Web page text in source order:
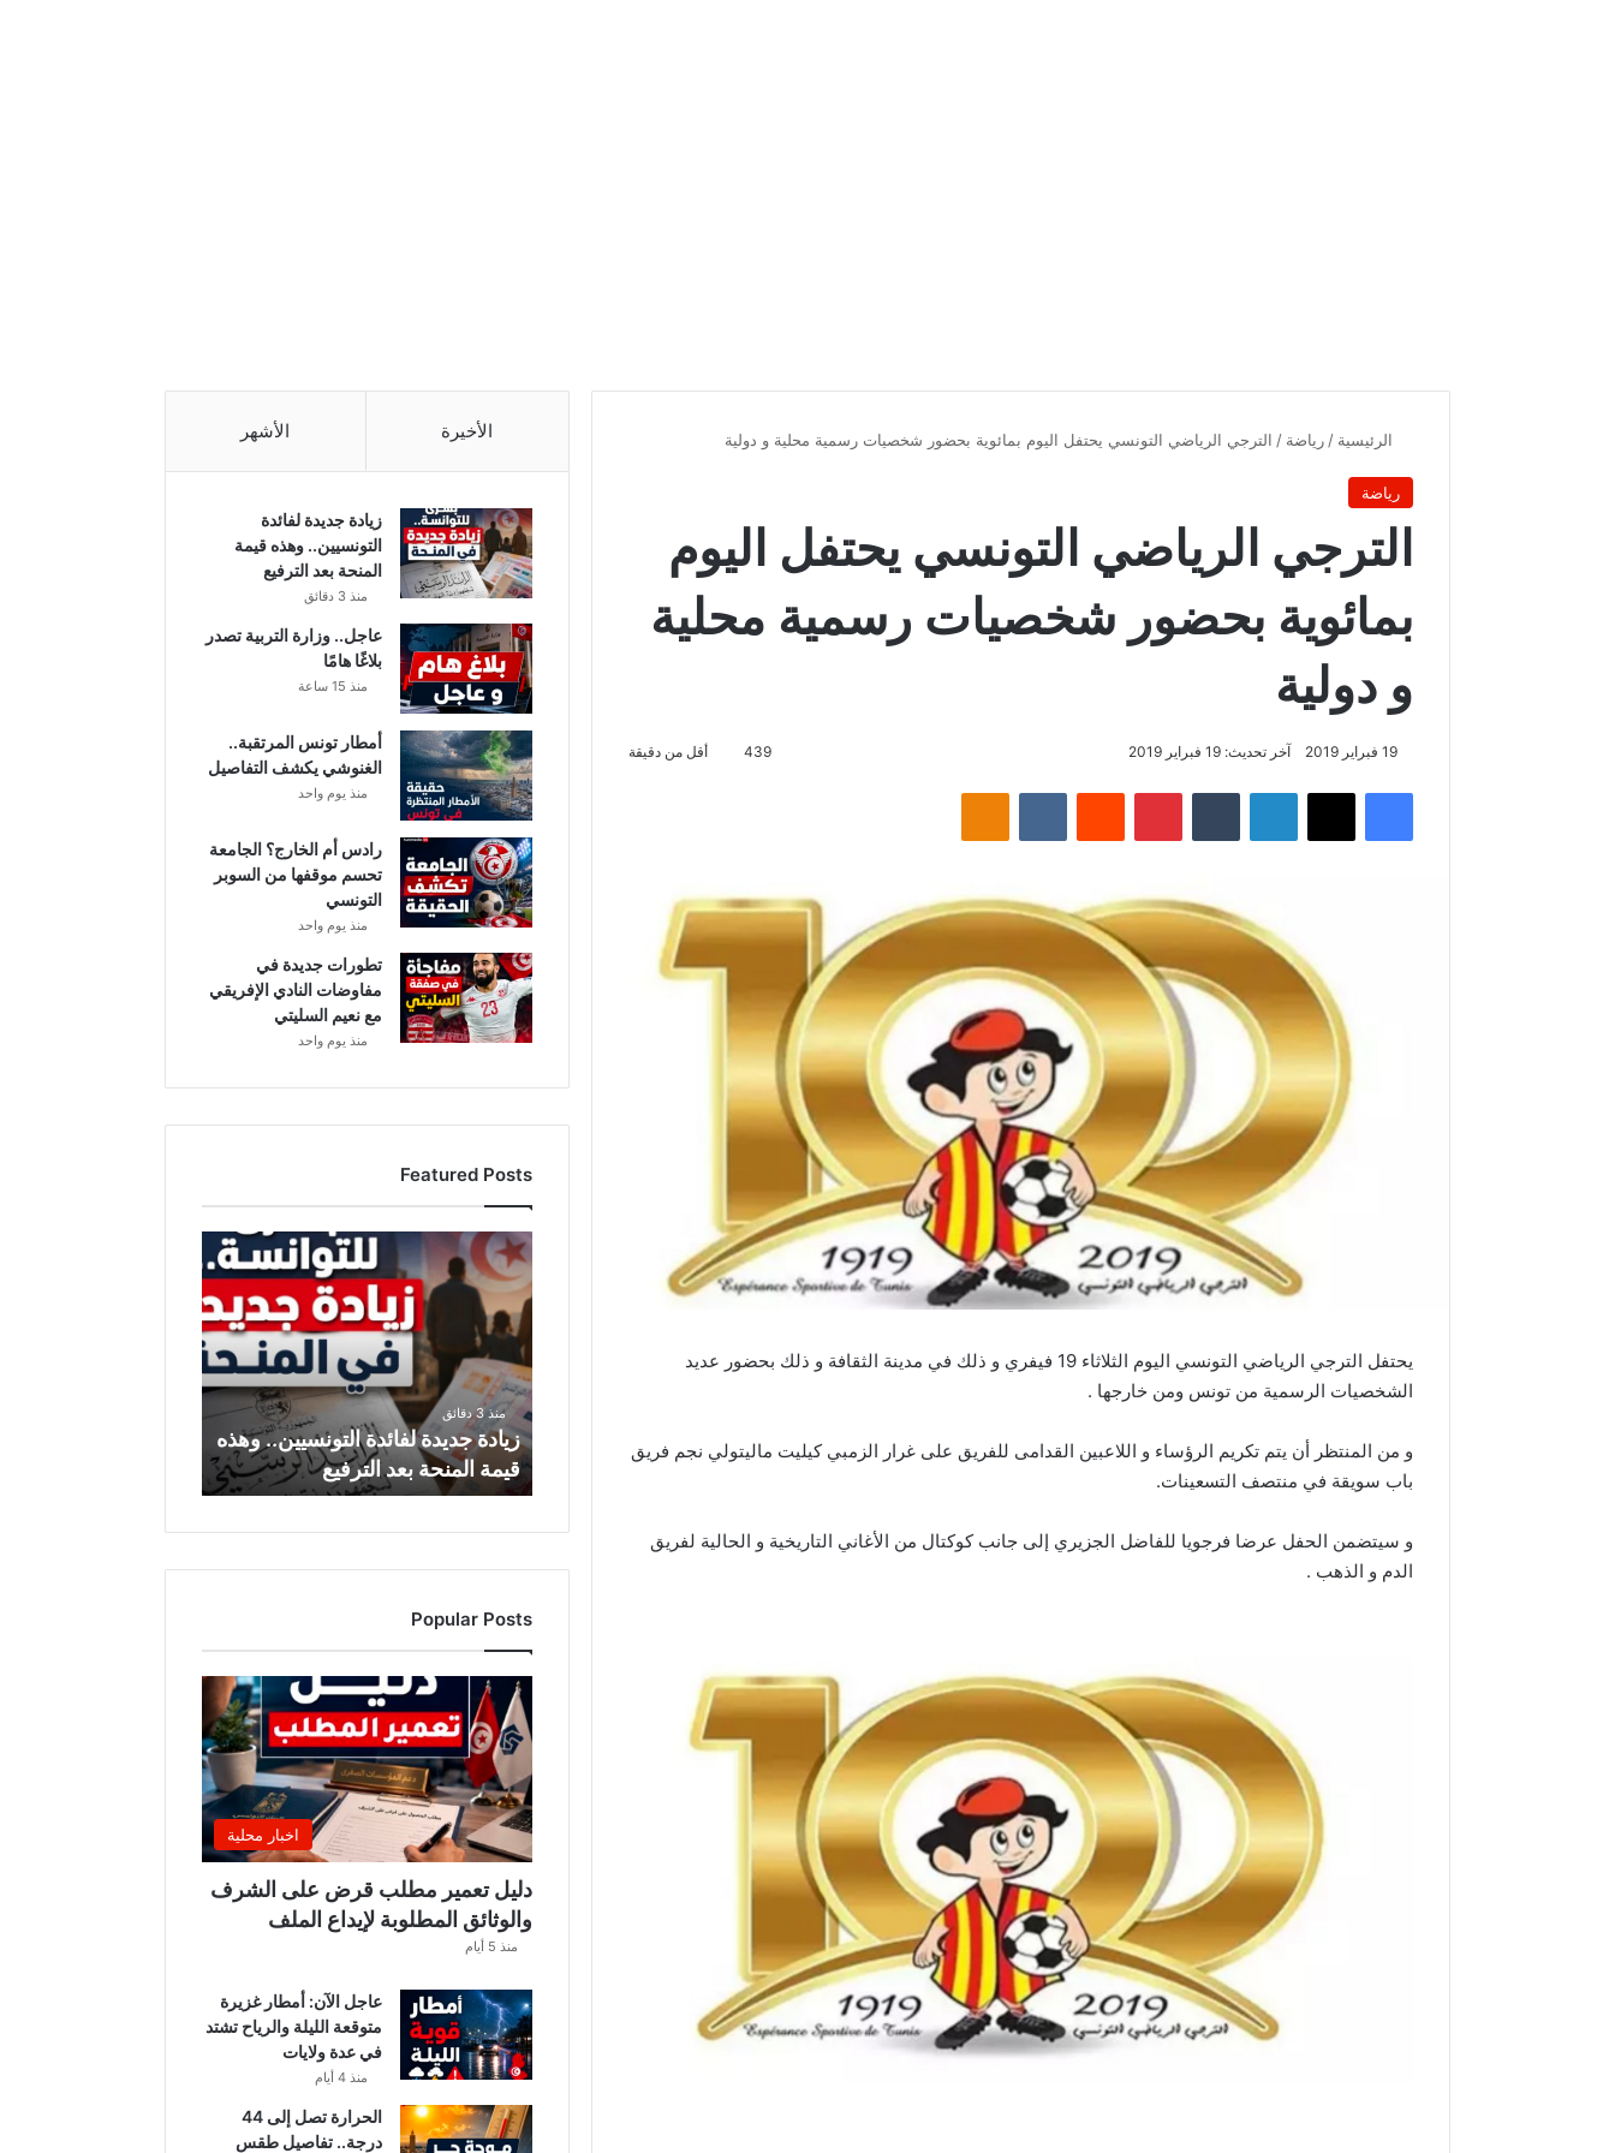
الرئيسية / رياضة / الترجي الرياضي التونسي يحتفل اليوم بمائوية بحضور شخصيات رسمية محلية و دولية
رياضة
الترجي الرياضي التونسي يحتفل اليوم
بمائوية بحضور شخصيات رسمية محلية
و دولية
19 فبراير 2019 آخر تحديث: 19 فبراير 2019 439 أقل من دقيقة
فيسبوك لينكدإن بينتيريست
يحتفل الترجي الرياضي التونسي اليوم الثلاثاء 19 فيفري و ذلك في مدينة الثقافة و ذلك بحضور عديد
الشخصيات الرسمية من تونس ومن خارجها .
و من المنتظر أن يتم تكريم الرؤساء و اللاعبين القدامى للفريق على غرار الزمبي كيليت ماليتولي نجم فريق
باب سويقة في منتصف التسعينات.
و سيتضمن الحفل عرضا فرجويا للفاضل الجزيري إلى جانب كوكتال من الأغاني التاريخية و الحالية لفريق
الدم و الذهب .
الأخيرة الأشهر
زيادة جديدة لفائدة
التونسيين.. وهذه قيمة
المنحة بعد الترفيع
منذ 3 دقائق
عاجل.. وزارة التربية تصدر
بلاغًا هامًا
منذ 15 ساعة
أمطار تونس المرتقبة..
الغنوشي يكشف التفاصيل
منذ يوم واحد
رادس أم الخارج؟ الجامعة
تحسم موقفها من السوبر
التونسي
منذ يوم واحد
تطورات جديدة في
مفاوضات النادي الإفريقي
مع نعيم السليتي
منذ يوم واحد
Featured Posts
ز
ي
ا
ة
ج
د
ي
د
ة
ل
ئ
ة
ا
ل
و
ن
س
ي
ي
ن
.
و
ه
ق
ي
م
ة
ا
منذ 3 دقائق
زيادة جديدة لفائدة التونسيين.. وهذه
قيمة المنحة بعد الترفيع
Popular Posts
اخبار محلية
دليل تعمير مطلب قرض على الشرف
والوثائق المطلوبة لإيداع الملف
منذ 5 أيام
عاجل الآن: أمطار غزيرة
متوقعة الليلة والرياح تشتد
في عدة ولايات
منذ 4 أيام
الحرارة تصل إلى 44
درجة.. تفاصيل طقس